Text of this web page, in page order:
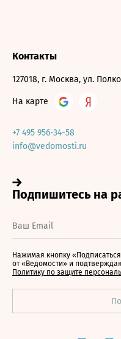
Контакты
127018, г. Москва, ул.
На карте
+7 495 956-34-58
info@vedomosti.ru
Нажимая кнопку
от «Ведомости» и
Политику по защите